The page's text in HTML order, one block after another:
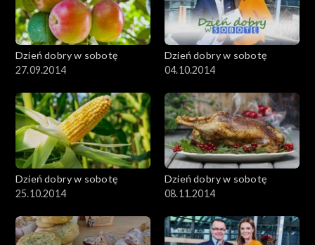
Dzień dobry w sobotę
27.09.2014
Dzień dobry w sobotę
04.10.2014
Dzień dobry w sobotę
25.10.2014
Dzień dobry w sobotę
08.11.2014